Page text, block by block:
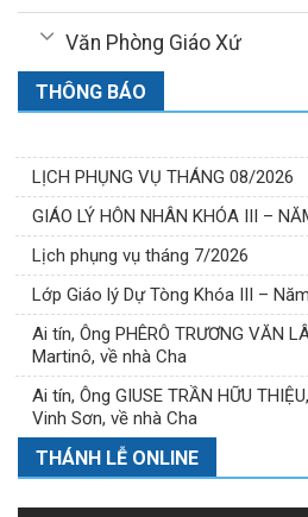
Văn Phòng Giáo Xứ
THÔNG BÁO
LỊCH PHỤNG VỤ THÁNG 08/2026
GIÁO LÝ HÔN NHÂN KHÓA III –
Lịch phụng vụ tháng 7/2026
Lớp Giáo lý Dự Tòng Khóa III –
Ai tín, Ông PHÊRÔ TRƯƠNG VĂN
Martinô, về nhà Cha
Ai tín, Ông GIUSE TRẦN HỮU
Vinh Sơn, về nhà Cha
THÁNH LỄ ONLINE